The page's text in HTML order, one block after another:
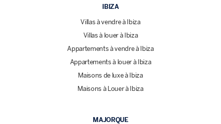
IBIZA
Villas à vendre à Ibiza
Villas à louer à Ibiza
Appartements à vendre à Ibiza
Appartements à louer à Ibiza
Maisons de luxe à Ibiza
Maisons à Louer à Ibiza
MAJORQUE